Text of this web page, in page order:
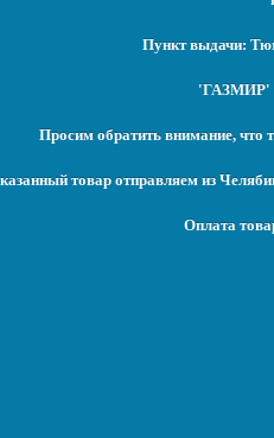
Пункт выдачи:
'ГАЗМИР' -
Просим обратить внимание, что
товар отправляем из
Оплата